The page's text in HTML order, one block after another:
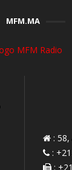
MFM.MA
: 58,
:
: